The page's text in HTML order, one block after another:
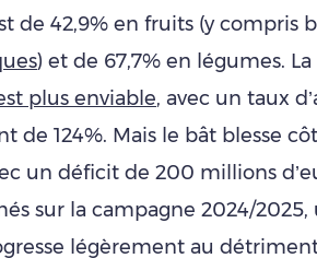
de 42,9% en fruits (y compris
) et de 67,7% en légumes.
plus enviable, avec un taux
de 124%. Mais le bât blesse
un déficit de 200 millions
sur la campagne 2024/
légèrement au